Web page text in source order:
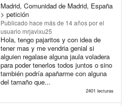
Madrid, Comunidad de Madrid, España
> petición
Publicado hace más de 14 añospor el
usuario mrjavixu25
Hola, tengo pajaritos y con idea de
tener mas y me vendria genial si
alguien regalase alguna jaula voladera
para poder tenerlos todos juntos o sino
también podría apañarme con alguna
del tamaño que...
2401 lecturas